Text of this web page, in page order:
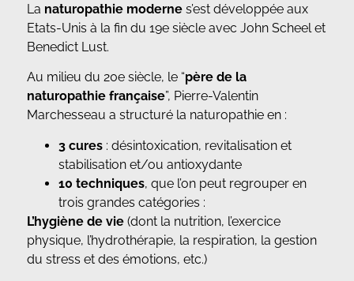
La naturopathie moderne s’est développée aux
Etats-Unis à la fin du 19e siècle avec John Scheel et
Benedict Lust.
Au milieu du 20e siècle, le “père de la
naturopathie française”, Pierre-Valentin
Marchesseau a structuré la naturopathie en :
3 cures : désintoxication, revitalisation et
stabilisation et/ou antioxydante
10 techniques, que l’on peut regrouper en
trois grandes catégories :
L’hygiène de vie (dont la nutrition, l’exercice
physique, l’hydrothérapie, la respiration, la gestion
du stress et des émotions, etc.)